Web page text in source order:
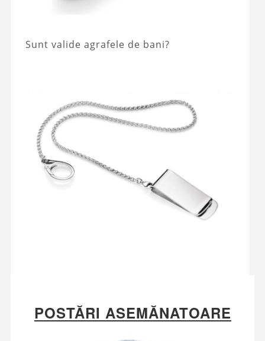
Sunt valide agrafele de bani?
POSTĂRI ASEMĂNATOARE